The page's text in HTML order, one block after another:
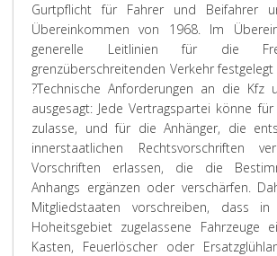
Gurtpflicht für Fahrer und Beifahrer
Übereinkommen von 1968. Im
generelle Leitlinien für die
grenzüberschreitenden Verkehr
?Technische Anforderungen an die Kfz
ausgesagt: Jede Vertragspartei könne
zulasse, und für die Anhänger, die
innerstaatlichen Rechtsvorschriften
Vorschriften erlassen, die die
Anhangs ergänzen oder verschärfen.
Mitgliedstaaten vorschreiben, dass
Hoheitsgebiet zugelassene Fahrzeuge
Kasten, Feuerlöscher oder